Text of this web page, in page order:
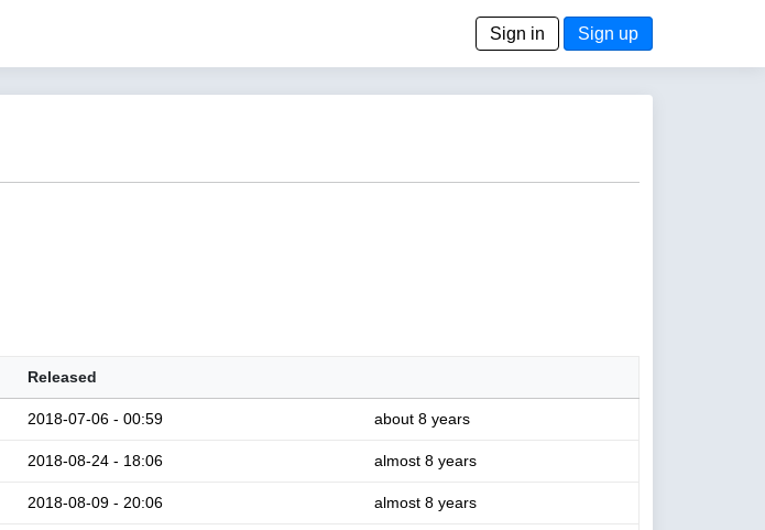
Sign in Sign up
Released
2018-07-06 - 00:59 about 8 years
2018-08-24 - 18:06 almost 8 years
2018-08-09 - 20:06 almost 8 years